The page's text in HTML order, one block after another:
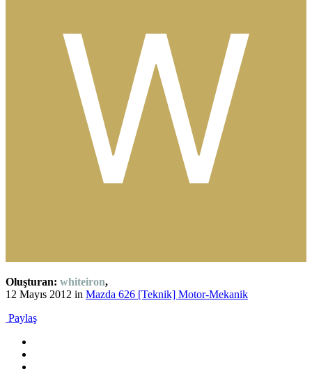
Oluşturan: whiteiron,
12 Mayıs 2012 in Mazda 626 [Teknik] Motor-Mekanik
Paylaş